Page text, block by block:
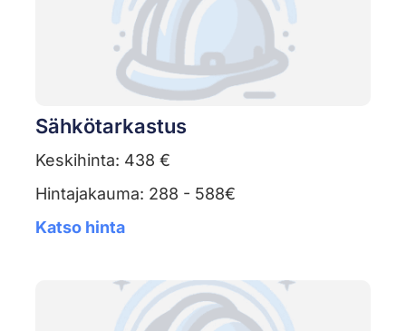
Sähkötarkastus
Keskihinta: 438 €
Hintajakauma: 288 - 588€
Katso hinta